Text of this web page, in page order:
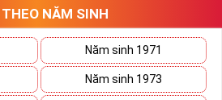
NĂM SINH
Năm sinh 1971
Năm sinh 1973